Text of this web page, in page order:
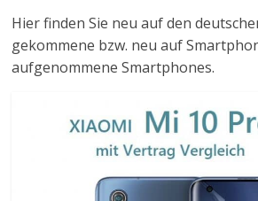
Smartphones
2020
Hier finden Sie neu auf den
gekommene bzw. neu auf
aufgenommene Smartphones.